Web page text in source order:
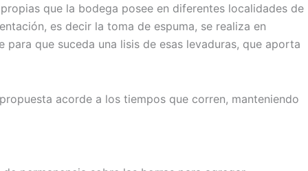
que la bodega posee en diferentes localidades de
es decir la toma de espuma, se realiza en
que suceda una lisis de esas levaduras, que aporta
acorde a los tiempos que corren, manteniendo